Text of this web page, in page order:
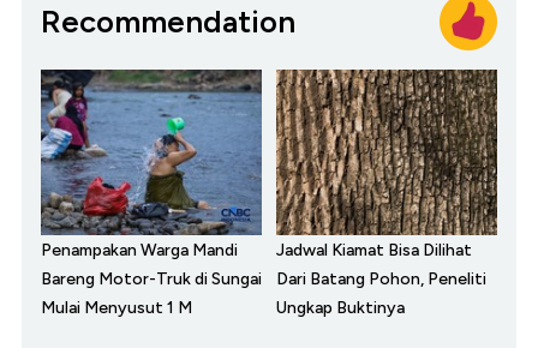
Recommendation
Penampakan Warga Mandi
Bareng Motor-Truk di Sungai
Mulai Menyusut 1 M
Jadwal Kiamat Bisa Dilihat
Dari Batang Pohon, Peneliti
Ungkap Buktinya